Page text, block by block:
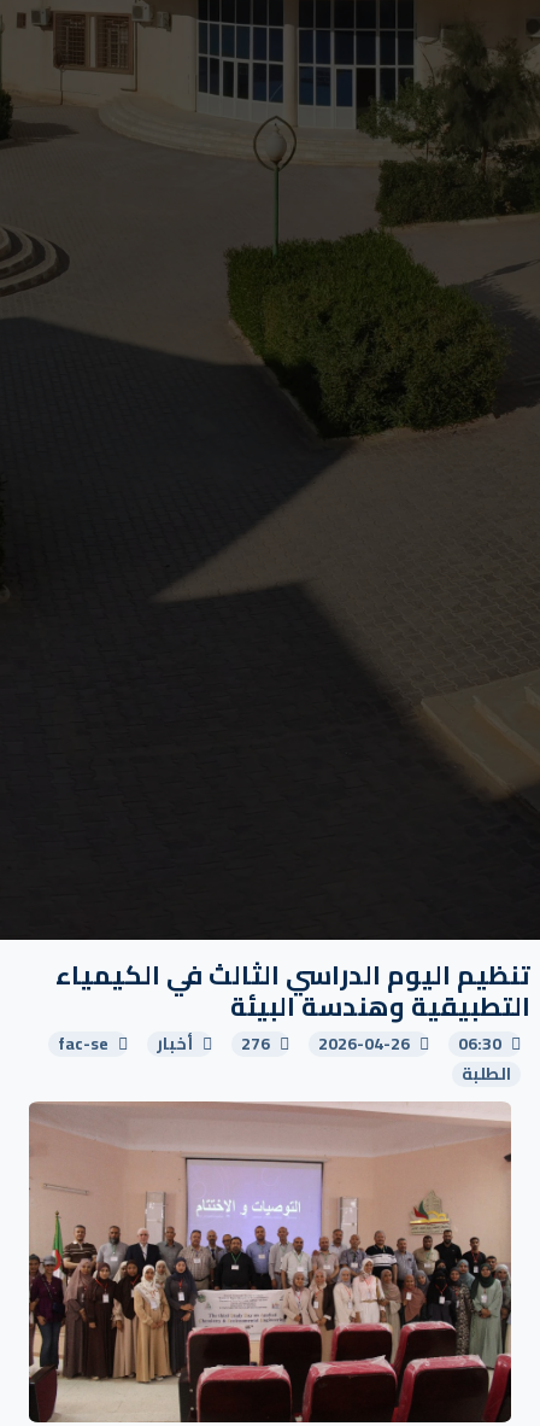
تنظيم اليوم الدراسي الثالث في الكيمياء
التطبيقية وهندسة البيئة
06:30
2026-04-26
276 أخبار
fac-se
الطلبة